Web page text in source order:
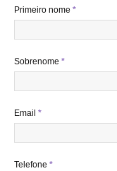
Primeiro nome *
Sobrenome *
Email *
Telefone *